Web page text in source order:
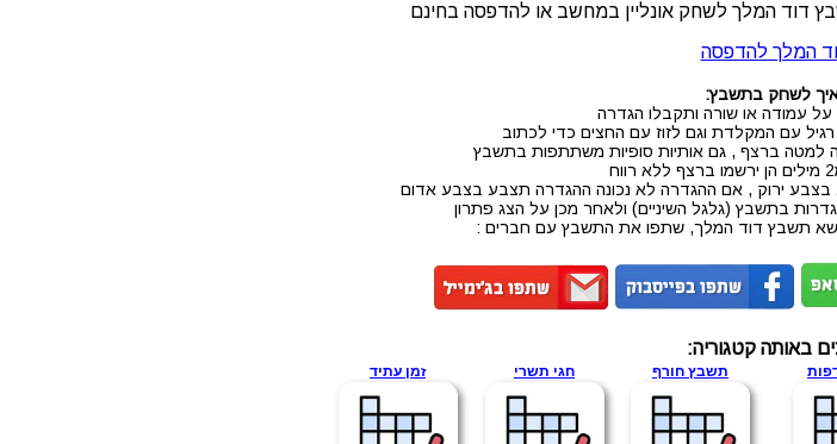
המלך לשחק אונליין במחשב או להדפסה בחינם
המלך להדפסה
לשחק בתשבץ:
עמודה או שורה ותקבלו הגדרה
עם המקלדת וגם לזוז עם החצים כדי לכתוב
למטה ברצף , גם אותיות סופיות משתתפות בתשבץ
ירוק , אם ההגדרה לא נכונה ההגדרה תצבע בצבע אדום
בתשבץ (גלגל השיניים) ולאחר מכן על הצג פתרון
תשבץ דוד המלך, שתפו את התשבץ עם חברים :
באותה קטגוריה:
תשבץ חורף חגי תשרי זמן עתיד